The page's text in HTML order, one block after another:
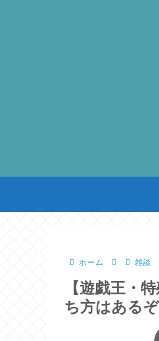
ホーム 雑談
【遊戯王・
ち方はあるぞ